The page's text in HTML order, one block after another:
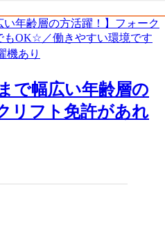
で幅広い年齢層の
リフト免許があれ